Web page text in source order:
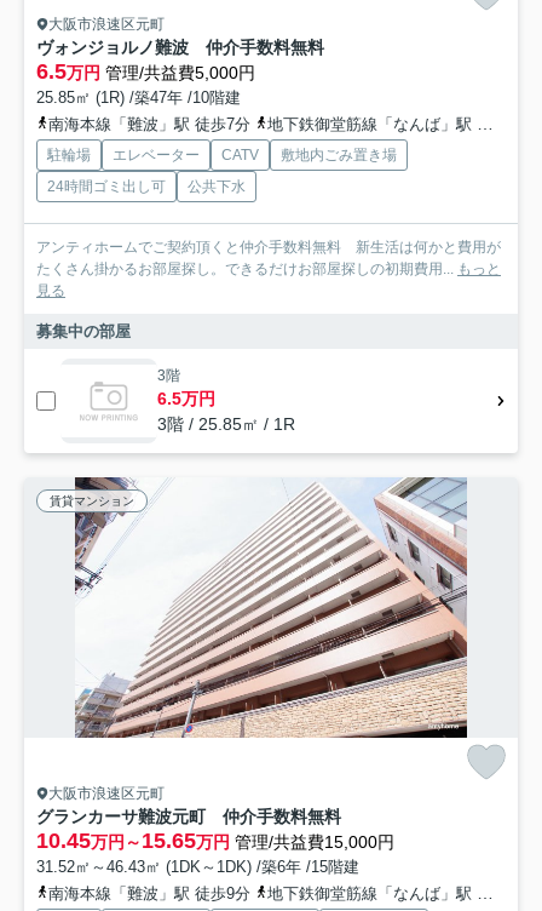
大阪市浪速区元町
ヴォンジョルノ難波 仲介手数料無料
6.5万円 管理/共益費5,000円
25.85㎡ (1R) /築47年 /10階建
南海本線「難波」駅 徒歩7分
地下鉄御堂筋線「なんば」駅 徒歩8分
駐輪場 エレベーター CATV
敷地内ごみ置き場
24時間ゴミ出し可
公共下水
アンティホームでご契約頂くと仲介手数料無料 新生活は何かと費用が
たくさん掛かるお部屋探し。できるだけお部屋探しの初期費用... もっと
見る
募集中の部屋
3階
6.5万円
3階 / 25.85㎡ / 1R
賃貸マンション
大阪市浪速区元町
グランカーサ難波元町 仲介手数料無料
10.45万円～15.65万円 管理/共益費15,000円
31.52㎡～46.43㎡ (1DK～1DK) /築6年 /15階建
南海本線「難波」駅 徒歩9分
地下鉄御堂筋線「なんば」駅 徒歩10分